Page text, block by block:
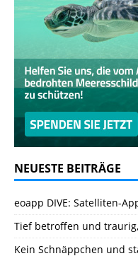
NEUESTE BEITRÄGE
eoapp DIVE: Satelliten-
Tief betroffen und
Kein Schnäppchen und